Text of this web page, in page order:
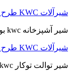
شیرآلات KWC طرح آوا
شیر آشپزخانه kwc بویلر ثابت مدل سول
شیرآلات KWC طرح زو
شیر توالت توکار kwc مدل متیس یونیورسال